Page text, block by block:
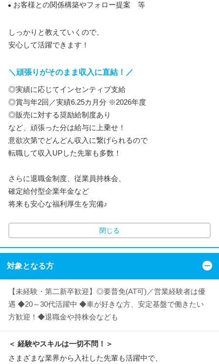
お客様との関係構築やフォロー提案 等
しっかりと教えていくので、
安心して活躍できます！
＼頑張りがそのまま収入に直結！／
◎実績に応じてインセンティブ支給
◎賞与年2回／実績6.25カ月分 ※2026年度
◎販売に対する奨励給制度あり
など、頑張った分は給与に上乗せ！
意欲次第でどんどん収入に繋げられるので
転職して収入UPした先輩も多数！
さらに退職金制度、従業員持株会、
確定給付型企業年金など
将来も安心な福利厚生を完備♪
閉じる
対象となる方
【未経験・第二新卒歓迎】◎要普免(AT可)／営業経験者は優
遇 ◆20～30代活躍中 ◆車が好きな方、安定基盤で働きたい
方歓迎！◆退職金や持株会なども
＜ 経験やスキルは一切不問！＞
さまざまな業界から入社した先輩も活躍中で、